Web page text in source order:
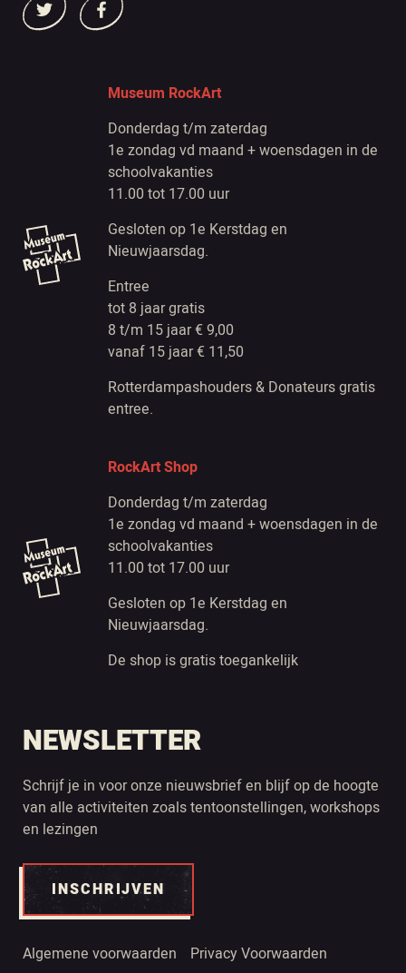
Museum RockArt
Donderdag t/m zaterdag
1e zondag vd maand + woensdagen in de
schoolvakanties
11.00 tot 17.00 uur
Gesloten op 1e Kerstdag en
Nieuwjaarsdag.
Entree
tot 8 jaar gratis
8 t/m 15 jaar € 9,00
vanaf 15 jaar € 11,50
Rotterdampashouders & Donateurs gratis
entree.
RockArt Shop
Donderdag t/m zaterdag
1e zondag vd maand + woensdagen in de
schoolvakanties
11.00 tot 17.00 uur
Gesloten op 1e Kerstdag en
Nieuwjaarsdag.
De shop is gratis toegankelijk
NEWSLETTER
Schrijf je in voor onze nieuwsbrief en blijf op de hoogte
van alle activiteiten zoals tentoonstellingen, workshops
en lezingen
INSCHRIJVEN
Algemene voorwaarden Privacy Voorwaarden